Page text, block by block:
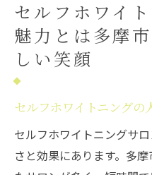
セルフホワイ
魅力とは多摩
しい笑顔
セルフホワイトニングの
セルフホワイトニングサ
さと効果にあります。多